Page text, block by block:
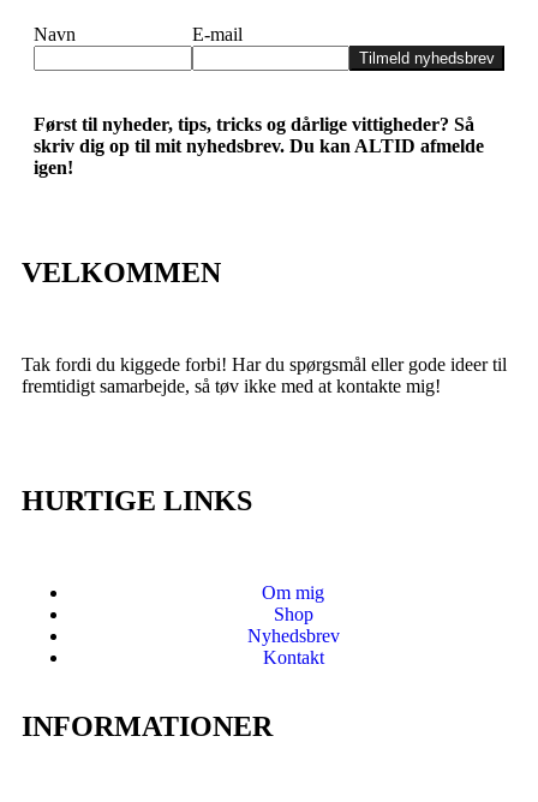
Navn E-mail
Tilmeld nyhedsbrev
Først til nyheder, tips, tricks og dårlige vittigheder? Så
skriv dig op til mit nyhedsbrev. Du kan ALTID afmelde
igen!
VELKOMMEN
Tak fordi du kiggede forbi! Har du spørgsmål eller gode ideer til
fremtidigt samarbejde, så tøv ikke med at kontakte mig!
HURTIGE LINKS
Om mig
Shop
Nyhedsbrev
Kontakt
INFORMATIONER